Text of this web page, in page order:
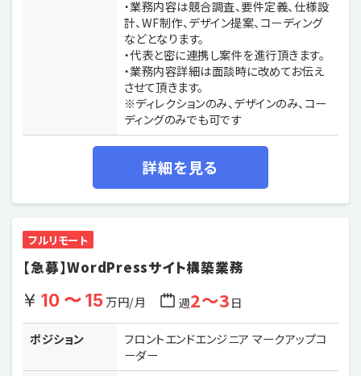
・業務内容は競合調査、要件定義、仕様設
計、WF制作、デザイン提案、コーディング
などとなります。
・代表と密に連携し案件を進行頂きます。
・業務内容詳細は面談時に改めてお伝え
させて頂きます。
※ディレクションのみ、デザインのみ、コー
ディングのみでも可です
詳細を見る
フルリモート
【急募】WordPressサイト構築業務
10 〜 15万円/月 週2〜3日
ポジション
フロントエンドエンジニア マークアップコ
ーダー